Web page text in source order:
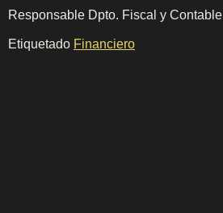
Responsable Dpto. Fiscal y Contable
Etiquetado Financiero